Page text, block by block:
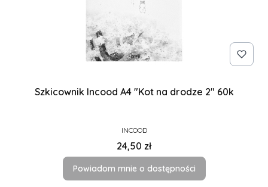
Szkicownik Incood A4 "Kot na drodze 2" 60k
PRODUCENT
INCOOD
Cena
24,50 zł
Powiadom mnie o dostępności